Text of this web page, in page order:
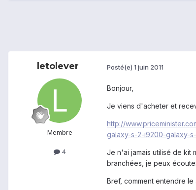
letolever
Membre
4
Posté(e) 1 juin 2011
Bonjour,
Je viens d'acheter et
http://
galaxy-s-2-i9200-galaxy-
Je n'ai jamais utilisé de kit
branchées, je peux
Bref, comment entendre